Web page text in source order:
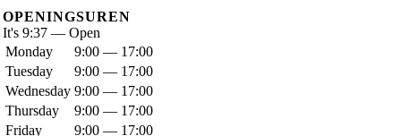
OPENINGSUREN
It's 9:37 — Open
Monday
9:00 — 17:00
Tuesday
9:00 — 17:00
Wednesday 9:00 — 17:00
Thursday
9:00 — 17:00
Friday
9:00 — 17:00